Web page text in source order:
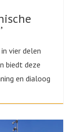
vier delen
biedt deze
en dialoog